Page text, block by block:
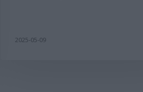
2025-05-09